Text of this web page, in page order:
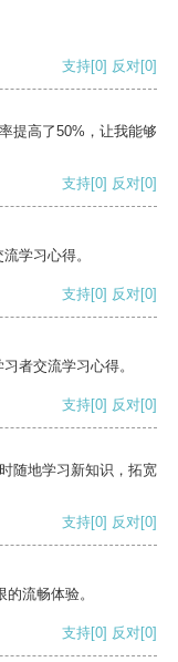
支持[0] 反对[0]
提高了50%，让我能够
支持[0] 反对[0]
学习心得。
支持[0] 反对[0]
者交流学习心得。
支持[0] 反对[0]
随地学习新知识，拓宽
支持[0] 反对[0]
流畅体验。
支持[0] 反对[0]